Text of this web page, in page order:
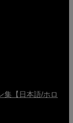
集【日本語/ホロ